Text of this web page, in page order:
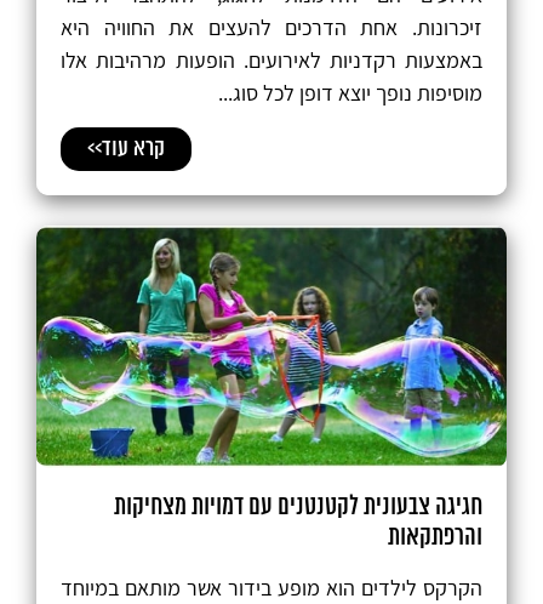
זיכרונות. אחת הדרכים להעצים את החוויה היא
באמצעות רקדניות לאירועים. הופעות מרהיבות אלו
מוסיפות נופך יוצא דופן לכל סוג...
קרא עוד>>
חגיגה צבעונית לקטנטנים עם דמויות מצחיקות
והרפתקאות
הקרקס לילדים הוא מופע בידור אשר מותאם במיוחד